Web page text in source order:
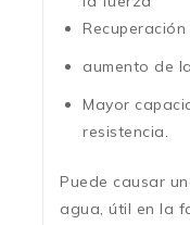
aumento de
Mayor
resistencia.
Puede causar
agua, útil en la